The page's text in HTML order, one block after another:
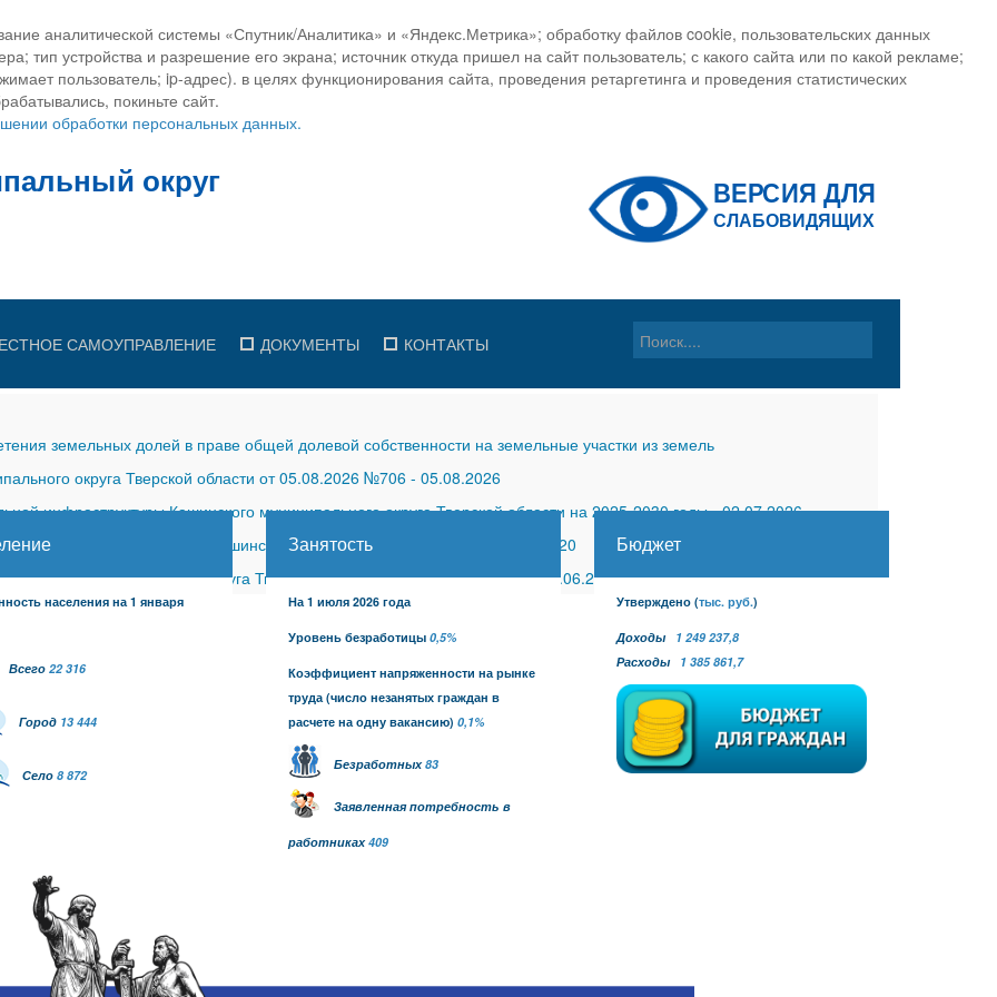
аналитической системы «Спутник/Аналитика» и «Яндекс.Метрика»; обработку файлов cookie, пользовательских данных
тип устройства и разрешение его экрана; источник откуда пришел на сайт пользователь; с какого сайта или по какой рекламе;
пользователь; ip-адрес). в целях функционирования сайта, проведения ретаргетинга и проведения статистических
покиньте сайт.
обработки персональных данных.
САМОУПРАВЛЕНИЕ ДОКУМЕНТЫ КОНТАКТЫ
земельных долей в праве общей долевой собственности на земельные участки из земель
округа Тверской области от 05.08.2026 №706 - 05.08.2026
инфраструктуры Кашинского муниципального округа Тверской области на 2025-2030 годы-02.07.2026
сельского поселения Кашинского района (с изменениями)
30.11.2020
муниципального округа Тверской области от 26.06.2026 №27-30.06.2026
населения на 1 января
Всего 22 316
Город 13 444
Село 8 872
Занятость
На 1 июля 2026 года
Уровень безработицы 0,5%
Коэффициент напряженности на рынке
труда(число незанятых граждан в
расчете на одну вакансию) 0,1%
Безработных83
Заявленная потребность в
работниках409
Бюджет
Утверждено (тыс. руб.)
Доходы 1 249 237,8
Расходы 1 385 861,7